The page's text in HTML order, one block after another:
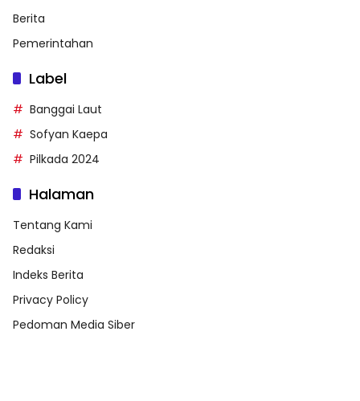
Berita
Pemerintahan
Label
Banggai Laut
Sofyan Kaepa
Pilkada 2024
Halaman
Tentang Kami
Redaksi
Indeks Berita
Privacy Policy
Pedoman Media Siber